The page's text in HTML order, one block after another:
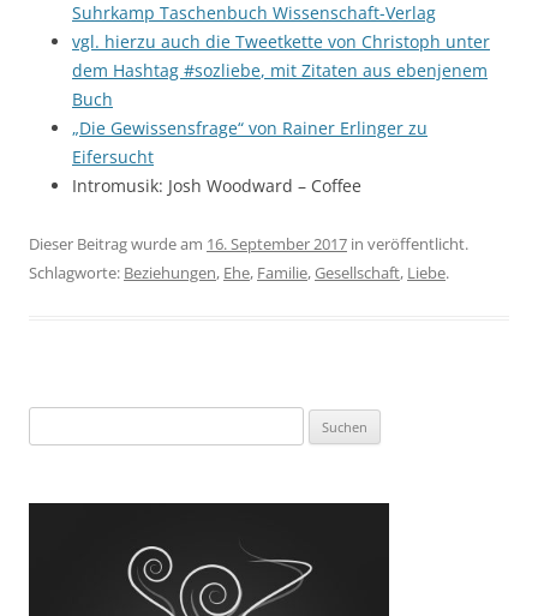
Suhrkamp Taschenbuch Wissenschaft-Verlag
vgl. hierzu auch die Tweetkette von Christoph unter
dem Hashtag #sozliebe, mit Zitaten aus ebenjenem
Buch
„Die Gewissensfrage“ von Rainer Erlinger zu
Eifersucht
Intromusik: Josh Woodward – Coffee
Dieser Beitrag wurde am 16. September 2017 in veröffentlicht.
Schlagworte: Beziehungen, Ehe, Familie,Gesellschaft, Liebe.
nach: